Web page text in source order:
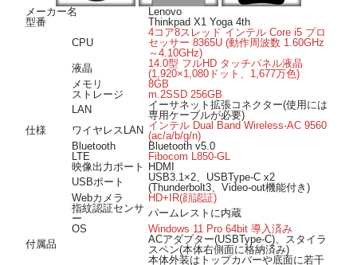
本体に格納可能な専用スタイラスペンが付属、手書き入力などペンを使った操作
も可能です。
顔認証に対応したWebカメラを搭載、リモートワークやライブ配信、顔を向けて
ロック画面の解除も可能です。
Wi-Fi＆LTE搭載で屋内でも屋外でもメールやネットの確認が可能なレノボの2-in-1
ノートパソコンです。
メーカー名
Lenovo
型番
Thinkpad X1 Yoga 4th
仕様
CPU
4コア8スレッド インテル Core i5 プロ
セッサー 8365U (動作周波数 1.60GHz
～4.10GHz)
液晶
14.0型 フルHD タッチパネル液晶
(1,920×1,080ドット、1,677万色)
メモリ
8GB
ストレージ
m.2SSD 256GB
LAN
イーサネット拡張コネクター(使用には
専用ケーブルが必要)
ワイヤレスLAN インテル Dual Band Wireless-AC 9560
(ac/a/b/g/n)
Bluetooth
Bluetooth v5.0
LTE
Fibocom L850-GL
映像出力ポート
HDMI
USBポート
USB3.1×2、USBType-C x2
(Thunderbolt3、Video-out機能付き)
Webカメラ
HD+IR(顔認証)
指紋認証センサ
ー
パームレストに内蔵
OS
Windows 11 Pro 64bit 導入済み
付属品
ACアダプター(USBType-C)、スタイラ
スペン(本体右側面に格納済み)
本体外装はトップカバーや底面に若干